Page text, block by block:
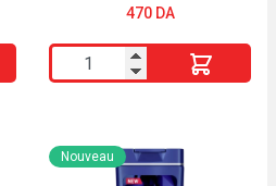
470 DA
quantité
de
Sérum
Repair
Nouveau